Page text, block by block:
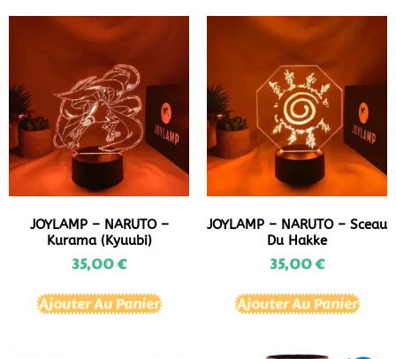
JOYLAMP – NARUTO –
Kurama (Kyuubi)
35,00€
Ajouter Au Panier
JOYLAMP – NARUTO – Sceau
Du Hakke
35,00€
Ajouter Au Panier